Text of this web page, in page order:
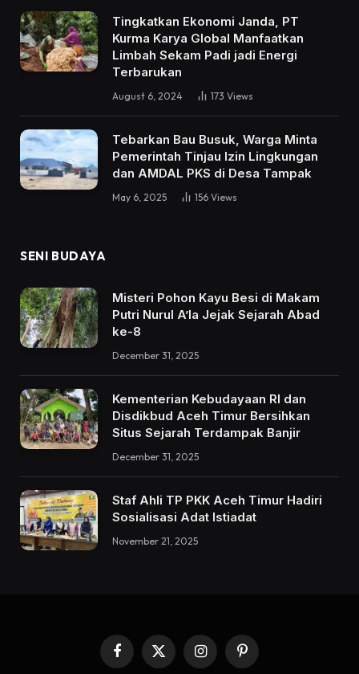
Tingkatkan Ekonomi Janda, PT
Kurma Karya Global Manfaatkan
Limbah Sekam Padi jadi Energi
Terbarukan
August 6, 2024 173 Views
Tebarkan Bau Busuk, Warga Minta
Pemerintah Tinjau Izin Lingkungan
dan AMDAL PKS di Desa Tampak
May 6, 2025 156 Views
SENI BUDAYA
Misteri Pohon Kayu Besi di Makam
Putri Nurul A’la Jejak Sejarah Abad
ke-8
December 31, 2025
Kementerian Kebudayaan RI dan
Disdikbud Aceh Timur Bersihkan
Situs Sejarah Terdampak Banjir
December 31, 2025
Staf Ahli TP PKK Aceh Timur Hadiri
Sosialisasi Adat Istiadat
November 21, 2025
Facebook
X
InstagramPinterest